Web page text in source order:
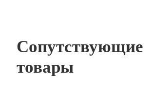
Сопутствующие
товары